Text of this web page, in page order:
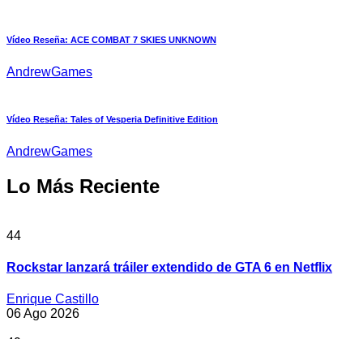
Vídeo Reseña: ACE COMBAT 7 SKIES UNKNOWN
AndrewGames
Vídeo Reseña: Tales of Vesperia Definitive Edition
AndrewGames
Lo Más Reciente
44
Rockstar lanzará tráiler extendido de GTA 6 en Netflix
Enrique Castillo
06 Ago 2026